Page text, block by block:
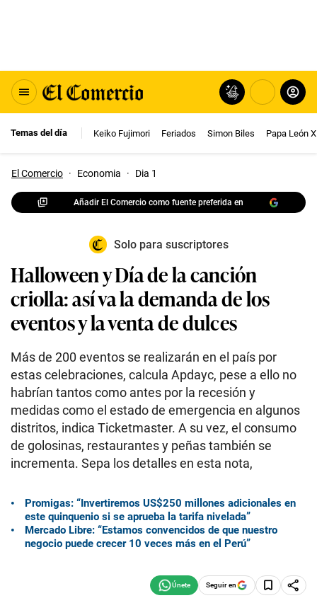
Temas del día Keiko Fujimori Feriados Simon Biles Papa León
El Comercio · Economia · Dia 1
Añadir El Comercio como fuente preferida en
Solo para suscriptores
Halloween y Día de la canción
criolla: así va la demanda de los
eventos y la venta de dulces
Más de 200 eventos se realizarán en el país por
estas celebraciones, calcula Apdayc, pese a ello no
habrían tantos como antes por la recesión y
medidas como el estado de emergencia en algunos
distritos, indica Ticketmaster. A su vez, el consumo
de golosinas, restaurantes y peñas también se
incrementa. Sepa los detalles en esta nota,
Promigas: “Invertiremos US$250 millones adicionales en
este quinquenio si se aprueba la tarifa nivelada”
Mercado Libre: “Estamos convencidos de que nuestro
negocio puede crecer 10 veces más en el Perú”
Seguir en